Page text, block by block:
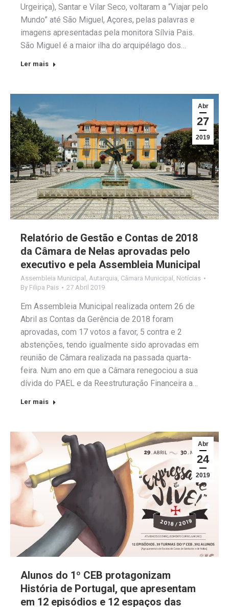
Urgeiriça), Santar e Vilar Seco, voltaram a “Viajar pelo
Mundo” até São Miguel, Açores, pelas palavras e
imagens apresentadas pela monitora Sílvia Pais.
São Miguel é a maior ilha do arquipélago dos…
Ler mais
Abr
27
2019
Relatório de Gestão e Contas de 2018
da Câmara de Nelas aprovadas pelo
executivo e pela Assembleia Municipal
Assembleia Municipal Autarquia Câmara Municipal Notícias
By Filipa Pais 27 Abril 2019
Em Assembleia Municipal realizada ontem 26 de
Abril as Contas da Gerência de 2018 foram
aprovadas, com 17 votos a favor, 5 contra e 2
abstenções, tendo igualmente sido aprovadas em
reunião de Câmara realizada na passada quarta-
feira. Num ano em que a Câmara renegociou a sua
dívida do PAEL e da Reestruturação Financeira a…
Ler mais
Abr
24
2019
Alunos do 1º CEB protagonizam
História de Portugal, que apresentam
em 12 episódios e 12 espaços das